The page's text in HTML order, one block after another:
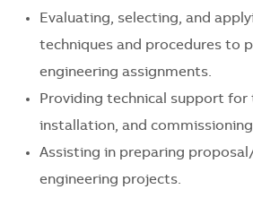
Evaluating, selecting, and
techniques and procedures to
engineering assignments.
Providing technical support for
installation, and
Assisting in preparing
engineering projects.